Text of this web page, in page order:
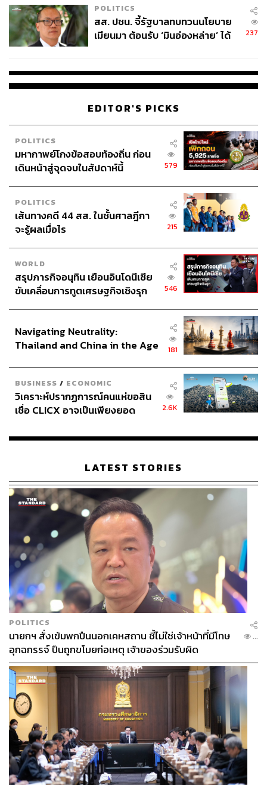
แม้ว่ากลยุทธ์การลงทุนที่กล้าได้กล้าเสียของ TSMC อาจเพิ่ม
การแข่งขันให้กับ Intel แต่ก็มีแนวโน้มว่าจะเป็นการพัฒนา
เชิงบวกสำหรับบริษัทจำนวนมากในภาคส่วนอิเล็กทรอนิกส์
และอื่นๆ บริษัทเหล่านี้หลายแห่งใช้ความสามารถของ
เด่นที่สุดคือ Apple ซึ่งชิปซิลิคอนสำหรับ iPhone และ
คอมพิวเตอร์ Mac ผลิตโดย TSMC แต่เพียงผู้เดียว
AMD ผู้นำนวัตกรรมโปรเซสเซอร์และกราฟิกการ์ดระดับโลก
ซึ่งต่อสู้ดิ้นรนมาอย่างยาวนานเพื่อแข่งขันกับ Intel อาศัย
TSMC ในการผลิตเซิร์ฟเวอร์ โปรเซสเซอร์พีซี และชิปกราฟิก
ขณะนี้บริษัทสร้างรายได้ต่อไตรมาสมากกว่าที่ทำเป็นประจำ
AMD มียอดขายเพิ่มขึ้น 42% เมื่อเทียบกับปีที่แล้ว ในขณะที่
ธุรกิจดาต้าเซ็นเตอร์และเทคโนโลยีปัญญาประดิษฐ์ (AI) ของ
Intel ลดลง 33%
Hans Mosesmann นักวิเคราะห์จาก Rosenblatt Securities
ให้ความเห็นเกี่ยวกับความแตกต่างนี้ โดยระบุว่า “เรากำลังอยู่
ในช่วงเริ่มต้นของการเปลี่ยนแปลงครั้งสำคัญในด้านพลังการ
ประมวลผลในซิลิคอนแวลลีย์”
Qualcomm ผู้ผลิตชิปสำหรับสมาร์ทโฟนที่ใหญ่ที่สุดจาก
สหรัฐฯ และเป็นลูกค้าของทั้ง TSMC และ Samsung แสดง
สัญญาณเชิงบวกในการผลักดันธุรกิจใหม่ในช่วงไตรมาส
เดือนธันวาคม แผนกยานยนต์และอุปกรณ์เชื่อมต่อของบริษัท
มีส่วนสนับสนุนรายได้ ชดเชยความต้องการโทรศัพท์มือถือที่
ลดลง
https://www.bloomberg.com/technology?sref=CVqP
สามารถติดตาม THE STANDARD WEALTH
ผ่านแอปพลิเคชันต่างๆ ที่คุณสะดวกหรือใช้งานอยู่แล้วได้เลย
TAGS: ซัมซุง
อุตสาหกรรมเซมิคอนดักเตอร์
Taiwan Semiconductor Manufacturing (TSMC)
เซมิคอนดักเตอร์
Samsung
143
ABOUT THE AUTHOR
ทศภณ เขียวแก้ว
POLITICS
สส. ปชน. จี้รัฐบาลทบทวนนโยบาย
เมียนมา ต้อนรับ ‘มินอ่องหล่าย’ ได้
237
EDITOR'S PICKS
POLITICS
มหากาพย์โกงข้อสอบท้องถิ่น ก่อน
เดินหน้าสู่จุดจบในสัปดาห์นี้
579
POLITICS
เส้นทางคดี 44 สส. ในชั้นศาลฎีกา
จะรู้ผลเมื่อไร
215
WORLD
สรุปภารกิจอนุทิน เยือนอินโดนีเซีย
ขับเคลื่อนการทูตเศรษฐกิจเชิงรุก
546
Navigating Neutrality:
Thailand and China in the Age
181
BUSINESS / ECONOMIC
วิเคราะห์ปรากฏการณ์คนแห่ขอสิน
เชื่อ CLICX อาจเป็นเพียงยอด
เรือนไทยที่ถูกซุกไว้
2.6K
LATEST STORIES
POLITICS
นายกฯ สั่งเข้มพกปืนนอกเคหสถาน ชี้ไม่ใช่เจ้าหน้าที่มีโทษ
อุกฉกรรจ์ ปืนถูกขโมยก่อเหตุ เจ้าของร่วมรับผิด
...